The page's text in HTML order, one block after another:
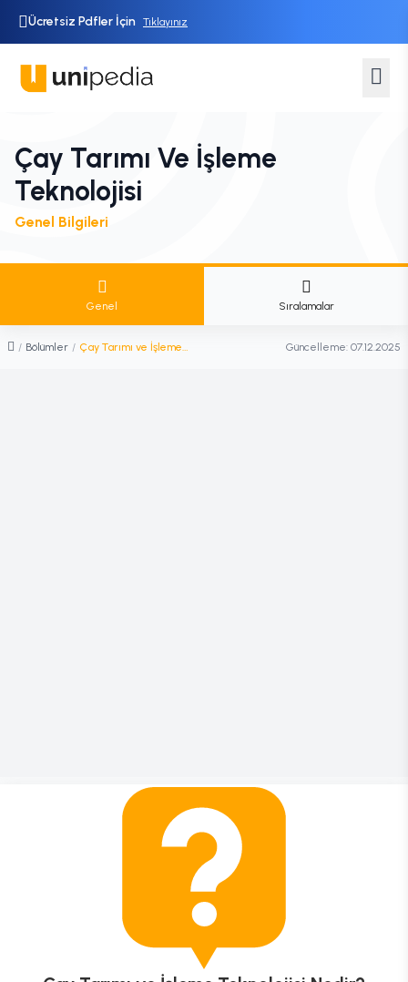
Ücretsiz Pdfler İçin Tıklayınız
Çay Tarımı Ve İşleme
Teknolojisi
Genel Bilgileri
Genel Sıralamalar
/ Bölümler / Çay Tarımı ve İşleme Teknolojisi Güncelleme: 07.12.2025